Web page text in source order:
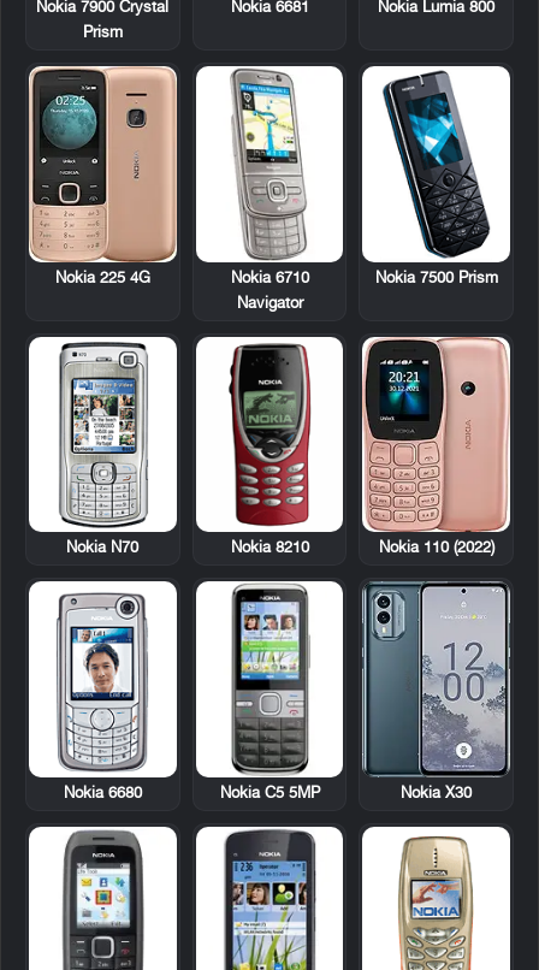
Nokia Lumia 800
Nokia 6681
Nokia 7900 Crystal
Prism
Nokia 7500 Prism
Nokia 6710
Navigator
Nokia 225 4G
Nokia 110 (2022)
Nokia 8210
Nokia N70
Nokia X30
Nokia C5 5MP
Nokia 6680